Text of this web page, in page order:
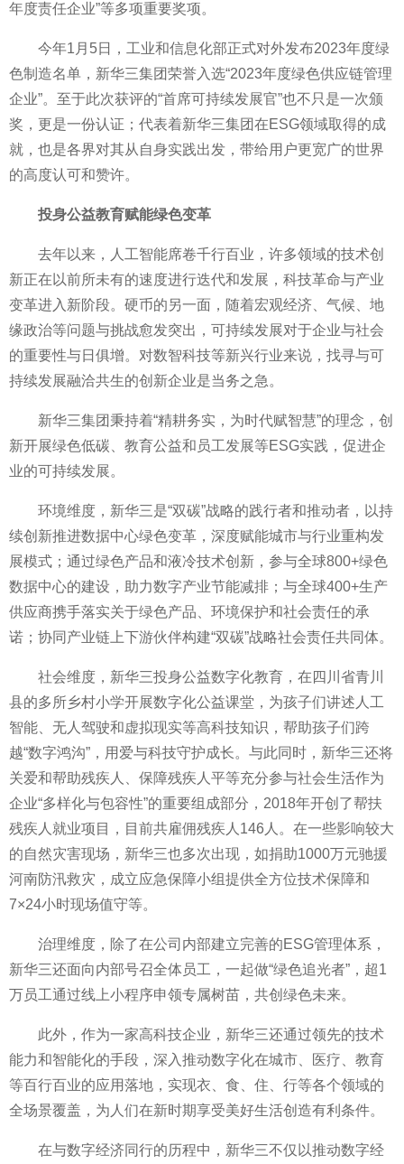
年度责任企业”等多项重要奖项。
今年1月5日，工业和信息化部正式对外发布2023年度绿
色制造名单，新华三集团荣誉入选“2023年度绿色供应链管理
企业”。至于此次获评的“首席可持续发展官”也不只是一次颁
奖，更是一份认证；代表着新华三集团在ESG领域取得的成
就，也是各界对其从自身实践出发，带给用户更宽广的世界
的高度认可和赞许。
投身公益教育赋能绿色变革
去年以来，人工智能席卷千行百业，许多领域的技术创
新正在以前所未有的速度进行迭代和发展，科技革命与产业
变革进入新阶段。硬币的另一面，随着宏观经济、气候、地
缘政治等问题与挑战愈发突出，可持续发展对于企业与社会
的重要性与日俱增。对数智科技等新兴行业来说，找寻与可
持续发展融洽共生的创新企业是当务之急。
新华三集团秉持着“精耕务实，为时代赋智慧”的理念，创
新开展绿色低碳、教育公益和员工发展等ESG实践，促进企
业的可持续发展。
环境维度，新华三是“双碳”战略的践行者和推动者，以持
续创新推进数据中心绿色变革，深度赋能城市与行业重构发
展模式；通过绿色产品和液冷技术创新，参与全球800+绿色
数据中心的建设，助力数字产业节能减排；与全球400+生产
供应商携手落实关于绿色产品、环境保护和社会责任的承
诺；协同产业链上下游伙伴构建“双碳”战略社会责任共同体。
社会维度，新华三投身公益数字化教育，在四川省青川
县的多所乡村小学开展数字化公益课堂，为孩子们讲述人工
智能、无人驾驶和虚拟现实等高科技知识，帮助孩子们跨
越“数字鸿沟”，用爱与科技守护成长。与此同时，新华三还将
关爱和帮助残疾人、保障残疾人 平等充分参与社会生活作为
企业“多样化与包容性”的重要组成部分，2018年开创了帮扶
残疾人就业项目，目前共雇佣残疾人146人。在一些影响较大
的自然灾害现场，新华三也多次出现，如捐助1000万元驰援
河南防汛救灾，成立应急保障小组提供全方位技术保障和
7×24小时现场值守等。
治理维度，除了在公司内部建立完善的ESG管理体系，
新华三还面向内部号召全体员工，一起做“绿色追光者”，超1
万员工通过线上小程序申领专属树苗，共创绿色未来。
此外，作为一家高科技企业，新华三还通过领先的技术
能力和智能化的手段，深入推动数字化在城市、医疗、教育
等百行百业的应用落地，实现衣、食、住、行等各个领域的
全场景覆盖，为人们在新时期享受美好生活创造有利条件。
在与数字经济同行的历程中，新华三不仅以推动数字经